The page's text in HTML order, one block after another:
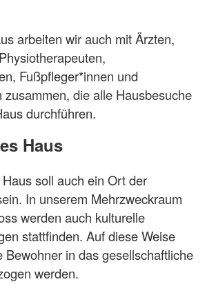
arbeiten wir auch mit Ärzten,
Fußpfleger*innen und
zusammen, die alle Hausbesuche
durchführen.
Haus
soll auch ein Ort der
In unserem Mehrzweckraum
werden auch kulturelle
stattfinden. Auf diese Weise
Bewohner in das gesellschaftliche
werden.